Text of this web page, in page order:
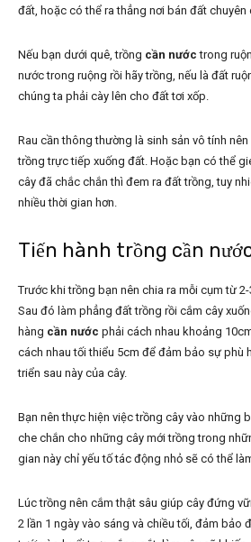
đất, hoặc có thể ra thẳng nơi bán đất chuyên
Nếu bạn dưới quê, trồng cần nướctrong
nước trong ruộng rồi hãy trồng, nếu là đất
chúng ta phải cày lên cho đất tơi xốp.
Rau cần thông thường là sinh sản vô tính
trồng trực tiếp xuống đất. Hoặc bạn có thể
cây đã chắc chắn thì đem ra đất trồng, tuy
nhiều thời gian hơn.
Tiến hành trồng cần
Trước khi trồng bạn nên chia ra mỗi cụm từ 2-
Sau đó làm phẳng đất trồng rồi cắm cây
hàng cần nước phải cách nhau khoảng
cách nhau tối thiểu 5cm để đảm bảo sự phù
triển sau này của cây.
Bạn nên thực hiện việc trồng cây vào những
che chắn cho những cây mới trồng trong
gian này chỉ yếu tố tác động nhỏ sẽ có thể
Lúc trồng nên cắm thật sâu giúp cây đứng
2 lần 1 ngày vào sáng và chiều tối, đảm bảo